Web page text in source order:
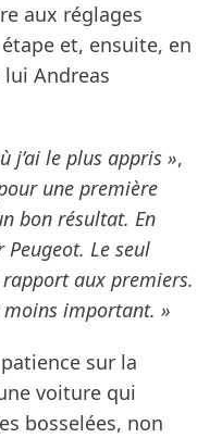
aux réglages
et, ensuite, en
Andreas
j’ai le plus appris »,
une première
bon résultat. En
Peugeot. Le seul
aux premiers.
important. »
sur la
voiture qui
bosselées, non